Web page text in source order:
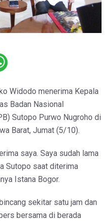
Widodo menerima Kepala
Badan Nasional
Sutopo Purwo Nugroho di
Barat, Jumat (5/10).
saya. Saya sudah lama
Sutopo saat diterima
Istana Bogor.
sekitar satu jam dan
bersama di berada